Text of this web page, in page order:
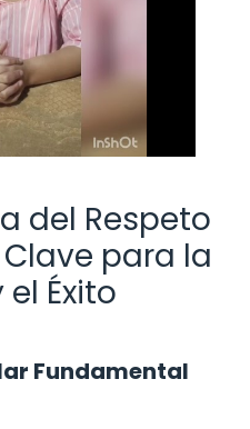
del Respeto
para la
Éxito
Fundamental